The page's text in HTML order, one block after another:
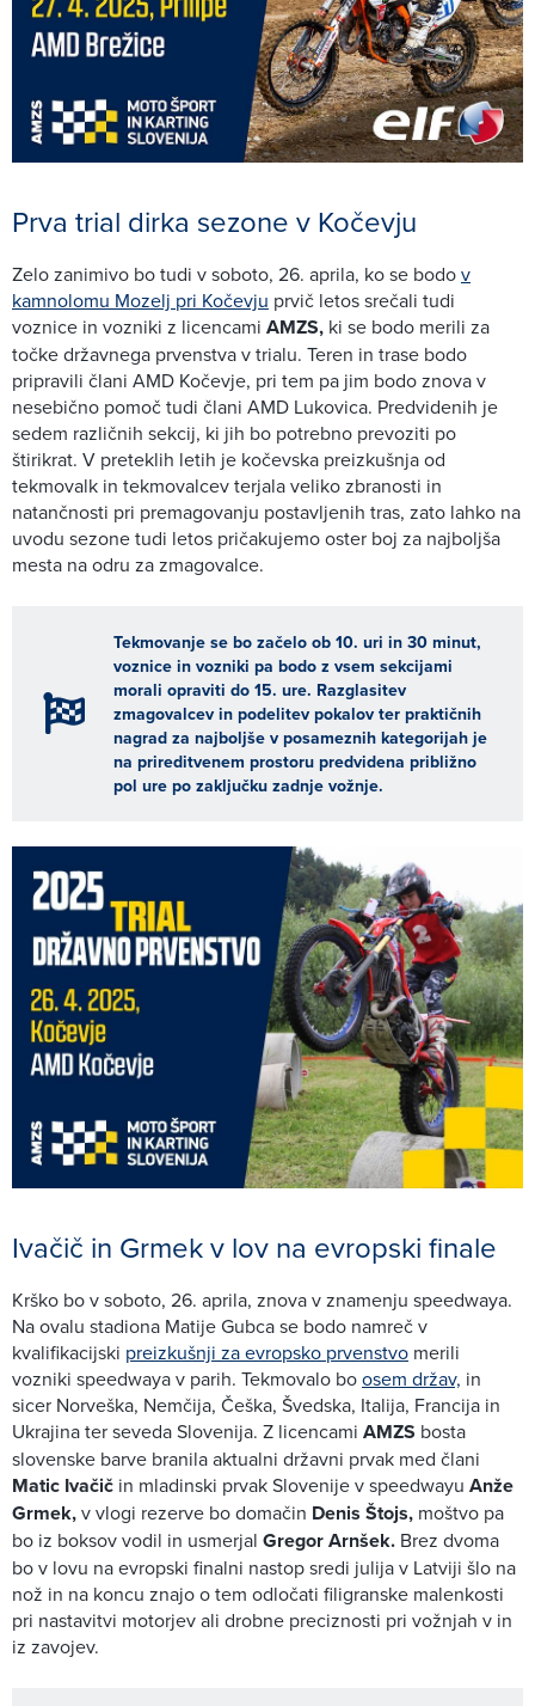
Prva trial dirka sezone v Kočevju
Zelo zanimivo bo tudi v soboto, 26. aprila, ko se bodov
kamnolomu Mozelj pri Kočevju prvič letos srečali tudi
voznice in vozniki z licencami AMZS, ki se bodo merili za
točke državnega prvenstva v trialu. Teren in trase bodo
pripravili člani AMD Kočevje, pri tem pa jim bodo znova v
nesebično pomoč tudi člani AMD Lukovica. Predvidenih je
sedem različnih sekcij, ki jih bo potrebno prevoziti po
štirikrat. V preteklih letih je kočevska preizkušnja od
tekmovalk in tekmovalcev terjala veliko zbranosti in
natančnosti pri premagovanju postavljenih tras, zato lahko na
uvodu sezone tudi letos pričakujemo oster boj za najboljša
mesta na odru za zmagovalce.
Tekmovanje se bo začelo ob 10. uri in 30 minut,
voznice in vozniki pa bodo z vsem sekcijami
morali opraviti do 15. ure. Razglasitev
zmagovalcev in podelitev pokalov ter praktičnih
nagrad za najboljše v posameznih kategorijah je
na prireditvenem prostoru predvidena približno
pol ure po zaključku zadnje vožnje.
Ivačič in Grmek v lov na evropski finale
Krško bo v soboto, 26. aprila, znova v znamenju speedwaya.
Na ovalu stadiona Matije Gubca se bodo namreč v
kvalifikacijski preizkušnji za evropsko prvenstvo merili
vozniki speedwaya v parih. Tekmovalo boosem držav, in
sicer Norveška, Nemčija, Češka, Švedska, Italija, Francija in
Ukrajina ter seveda Slovenija. Z licencami AMZS bosta
slovenske barve branila aktualni državni prvak med člani
Matic Ivačič in mladinski prvak Slovenije v speedwayu Anže
Grmek,v vlogi rezerve bo domačin Denis Štojs, moštvo pa
bo iz boksov vodil in usmerjal Gregor Arnšek. Brez dvoma
bo v lovu na evropski finalni nastop sredi julija v Latviji šlo na
nož in na koncu znajo o tem odločati filigranske malenkosti
pri nastavitvi motorjev ali drobne preciznosti pri vožnjah v in
iz zavojev.